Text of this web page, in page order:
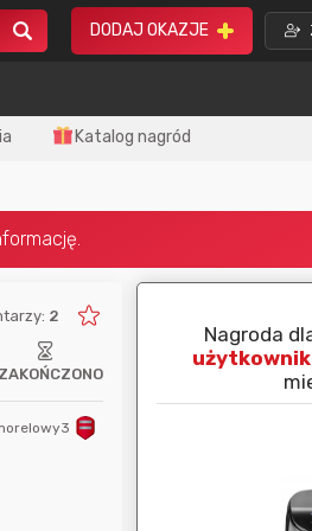
DODAJ OKAZJE
Katalog nagród
2
ZAKOŃCZONO
miesiącu:
Nagroda